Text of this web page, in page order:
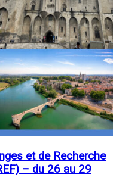
et de Recherche
– du 26 au 29